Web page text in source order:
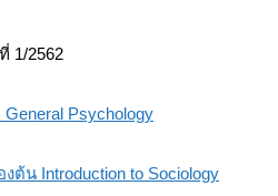
1/2562
Psychology
ต้น Introduction to Sociology